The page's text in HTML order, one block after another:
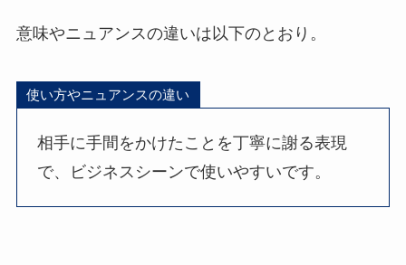
意味やニュアンスの違いは以下のとおり。
使い方やニュアンスの違い
相手に手間をかけたことを丁寧に謝る表現
で、ビジネスシーンで使いやすいです。